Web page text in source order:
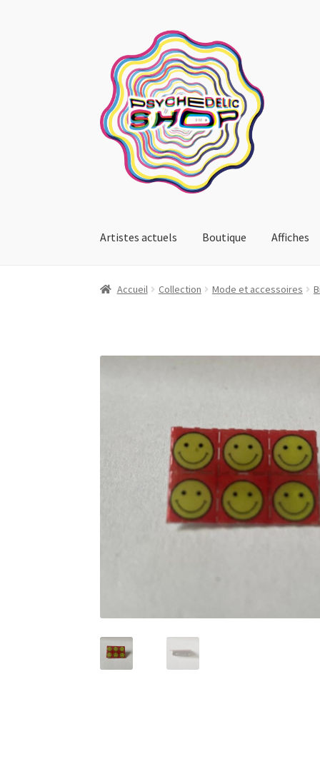
navigation
contenu
Artistes actuels Boutique Affiches
Accueil Collection Mode et accessoires